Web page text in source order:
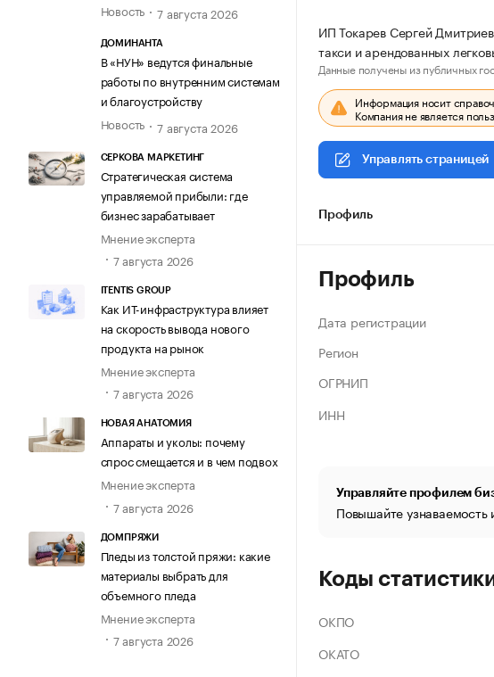
Новость
7 августа 2026
ДОМИНАНТА
В «НУН» ведутся финальные
работы по внутренним системам
и благоустройству
Новость
7 августа 2026
СЕРКОВА МАРКЕТИНГ
Стратегическая система
управляемой прибыли: где
бизнес зарабатывает
Мнение эксперта
7 августа 2026
ITENTIS GROUP
Как ИТ-инфраструктура влияет
на скорость вывода нового
продукта на рынок
Мнение эксперта
7 августа 2026
НОВАЯ АНАТОМИЯ
Аппараты и уколы: почему
спрос смещается и в чем подвох
Мнение эксперта
7 августа 2026
ДОМПРЯЖИ
Пледы из толстой пряжи: какие
материалы выбрать для
объемного пледа
Мнение эксперта
7 августа 2026
ИП Токарев Сергей
такси и арендованных
Данные получены из публичных
Информация носит
Компания не является
Управлять страницей
Профиль
Профиль
Дата регистрации
Регион
ОГРНИП
ИНН
Управляйте профилем
Повышайте
Коды
ОКПО
ОКАТО